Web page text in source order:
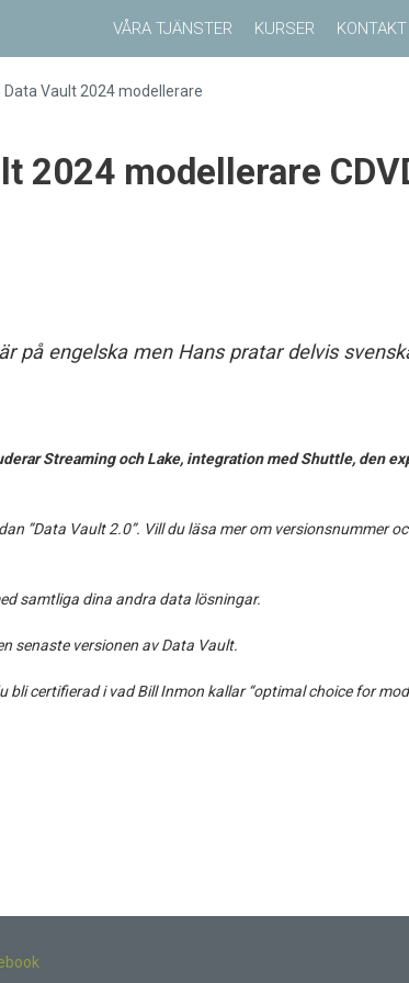
VÅRA TJÄNSTER KURSER KONTAKT
2024 modellerare
på engelska men Hans pratar delvis
Streaming och Lake, integration med Shuttle, den
”Data Vault 2.0”. Vill du läsa mer om versionsnummer
samtliga dina andra data lösningar.
senaste versionen av Data Vault.
certifierad i vad Bill Inmon kallar “optimal choice for